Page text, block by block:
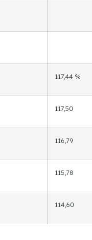
117,44 %
117,50
116,79
115,78
114,60